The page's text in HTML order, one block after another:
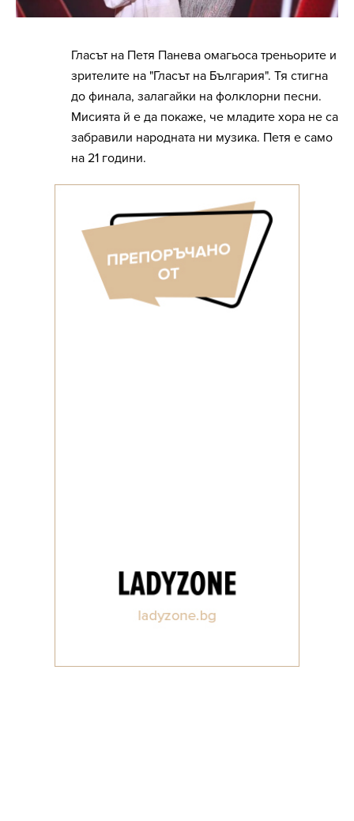
Гласът на Петя Панева омагьоса треньорите и
зрителите на "Гласът на България". Тя стигна
до финала, залагайки на фолклорни песни.
Мисията й е да покаже, че младите хора не са
забравили народната ни музика. Петя е само
на 21 години.